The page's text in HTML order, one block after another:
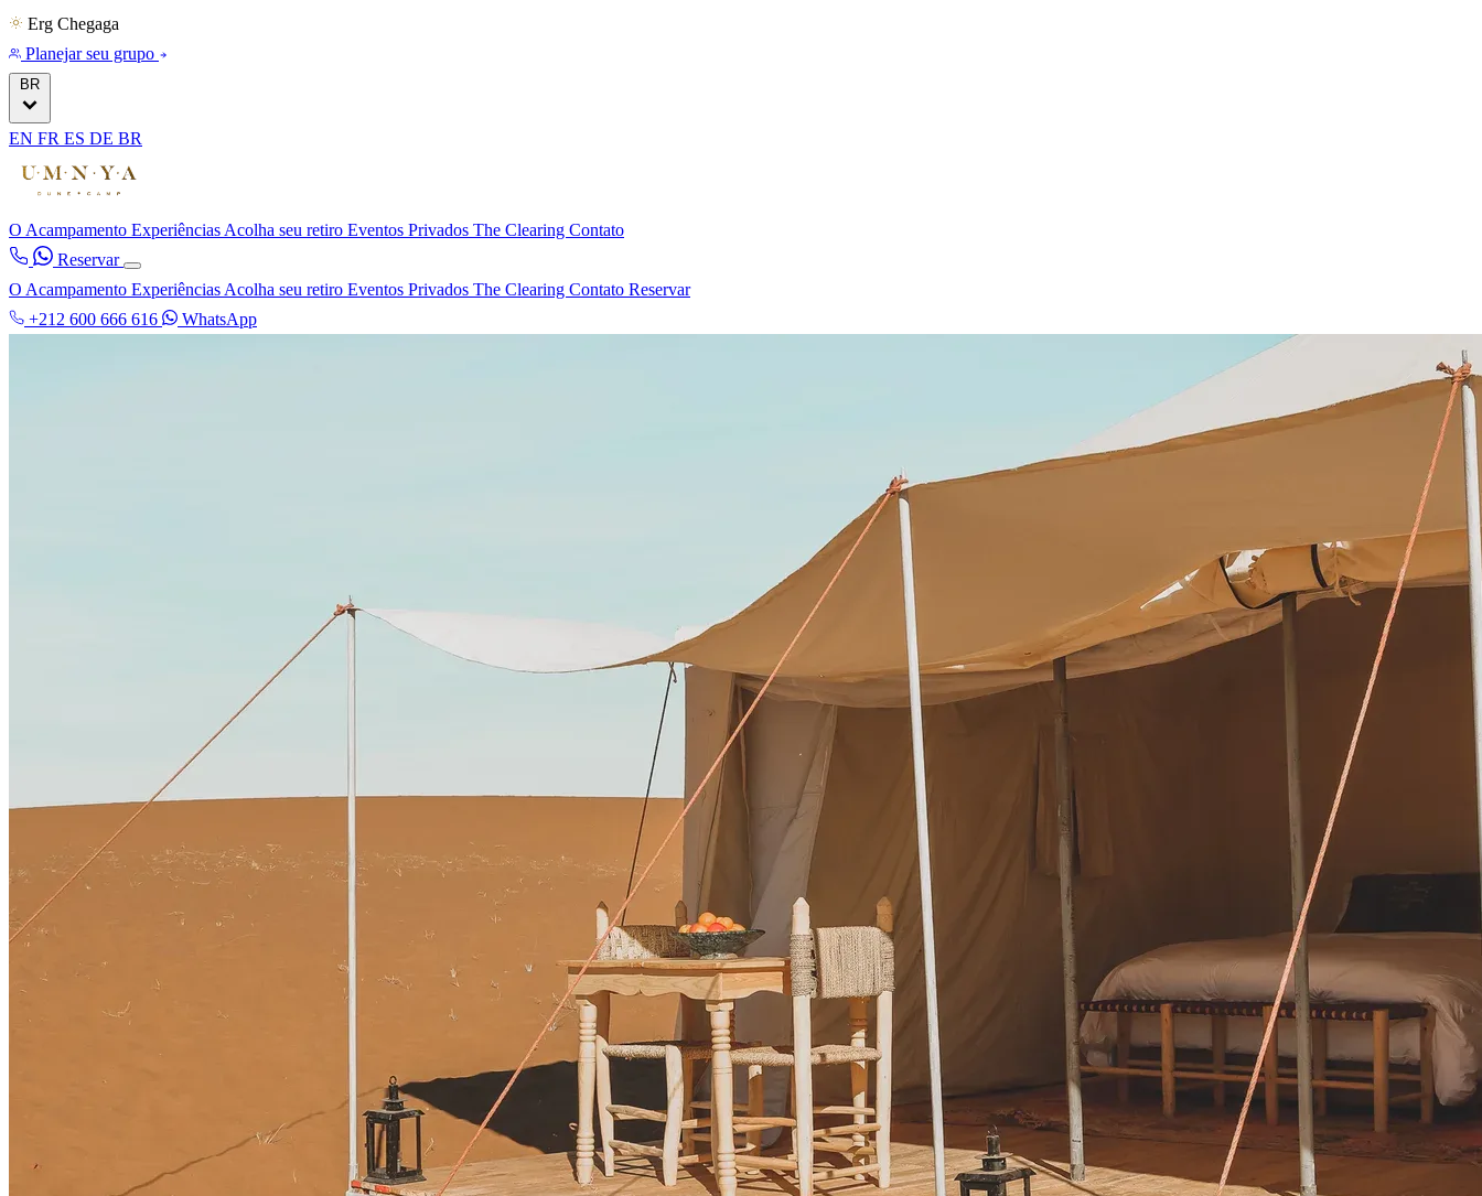
Erg Chegaga
Planejar seu grupo
BR
EN FR ES DE BR
O Acampamento Experiências Acolha seu retiro Eventos Privados The Clearing Contato
Reservar
O Acampamento Experiências Acolha seu retiro Eventos Privados The Clearing Contato Reservar
+212 600 666 616
WhatsApp